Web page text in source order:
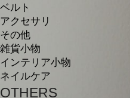
ベルト
アクセサリ
その他
雑貨小物
インテリア小物
ネイルケア
OTHERS